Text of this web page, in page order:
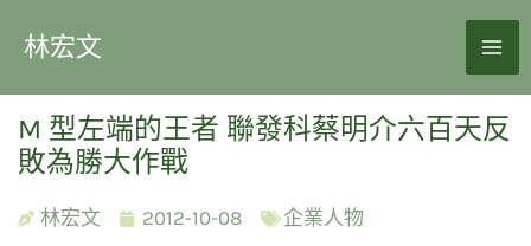
林宏文
M 型左端的王者 聯發科蔡明介六百天反
敗為勝大作戰
林宏文 2012-10-08 企業人物